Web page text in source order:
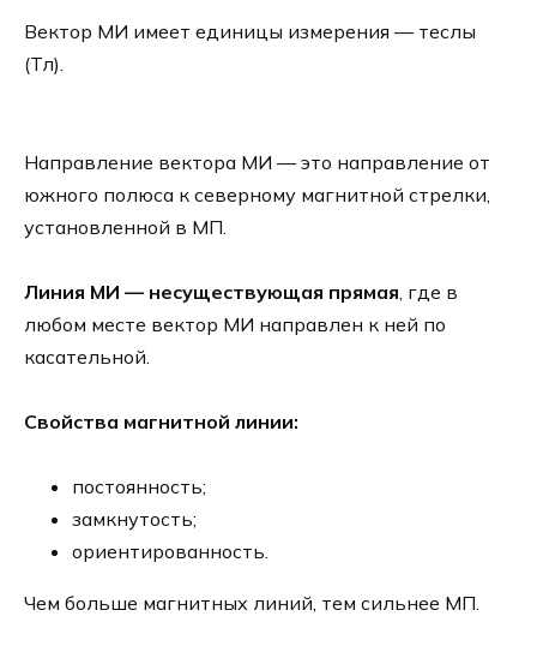
Вектор МИ имеет единицы измерения — теслы
(Тл).
Направление вектора МИ — это направление от
южного полюса к северному магнитной стрелки,
установленной в МП.
Линия МИ — несуществующая прямая , где в
любом месте вектор МИ направлен к ней по
касательной.
Свойства магнитной линии:
постоянность;
замкнутость;
ориентированность.
Чем больше магнитных линий, тем сильнее МП.